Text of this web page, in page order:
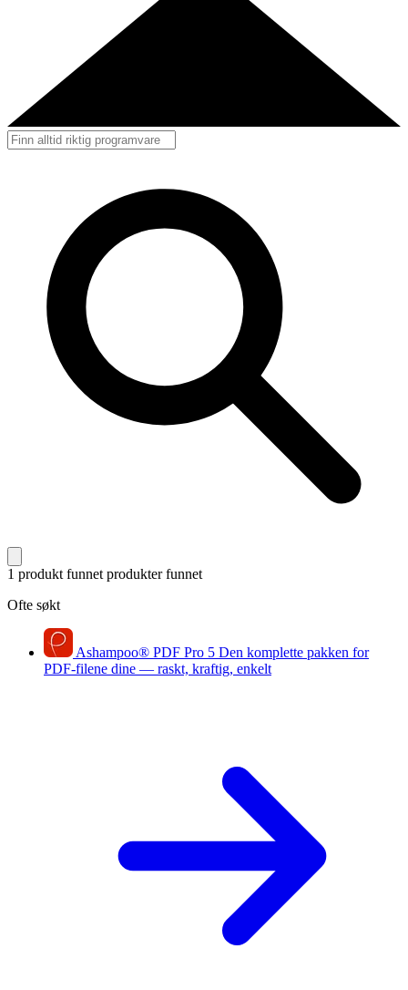
1 produkt funnet produkter funnet
Ofte søkt
Ashampoo® PDF Pro 5 Den komplette pakken for
PDF-filene dine — raskt, kraftig, enkelt